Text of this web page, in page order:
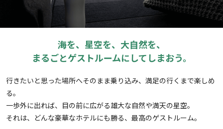
海を、星空を、大自然を、
まるごとゲストルームにしてしまおう。
行きたいと思った場所へそのまま乗り込み、満足の行くまで楽しめ
る。
一歩外に出れば、目の前に広がる雄大な自然や満天の星空。
それは、どんな豪華なホテルにも勝る、最高のゲストルーム。